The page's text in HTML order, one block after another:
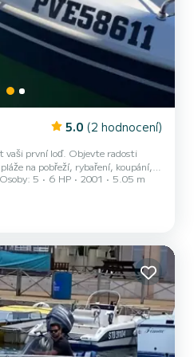
5.0 (2 hodnocení)
vaši první loď. Objevte radosti
na pobřeží, rybaření, koupání,
Staňte se kapitánem na půl
k prožití s přáteli
Osoby: 5 6 HP 2001
5.05 m